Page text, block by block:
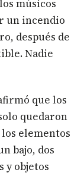
músicos
un incendio
después de
Nadie
que los
quedaron
elementos
bajo, dos
y objetos